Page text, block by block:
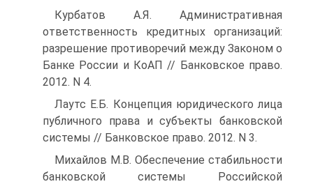
Курбатов А.Я. Административная
ответственность кредитных организаций:
разрешение противоречий между Законом о
Банке России и КоАП // Банковское право.
2012. N 4.
Лаутс Е.Б. Концепция юридического лица
публичного права и субъекты банковской
системы // Банковское право. 2012. N 3.
Михайлов М.В. Обеспечение стабильности
банковской системы Российской